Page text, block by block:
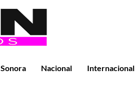
Sonora Nacional Internacional